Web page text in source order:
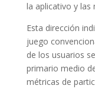
la aplicativo y las
Esta dirección
juego
de los usuarios
primario medio
métricas de